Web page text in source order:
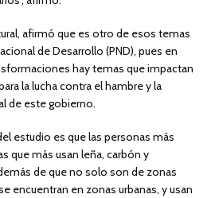
afirmó que es otro de esos temas
de Desarrollo (PND), pues en
hay temas que impactan
la lucha contra el hambre y la
de este gobierno.
estudio es que las personas más
que más usan leña, carbón y
de que no solo son de zonas
encuentran en zonas urbanas, y usan